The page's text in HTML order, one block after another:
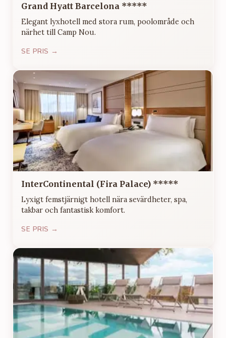
Grand Hyatt Barcelona *****
Elegant lyxhotell med stora rum, poolområde och
närhet till Camp Nou.
SE PRIS →
InterContinental (Fira Palace) *****
Lyxigt femstjärnigt hotell nära sevärdheter, spa,
takbar och fantastisk komfort.
SE PRIS →